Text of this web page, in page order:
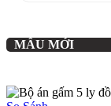
MẪU MỚI